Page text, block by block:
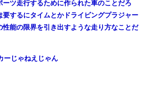
ーツ走行するために作られた車のことだろ
要するにタイムとかドライビングプラジャー
性能の限界を引き出すような走り方なことだ
ーじゃねえじゃん